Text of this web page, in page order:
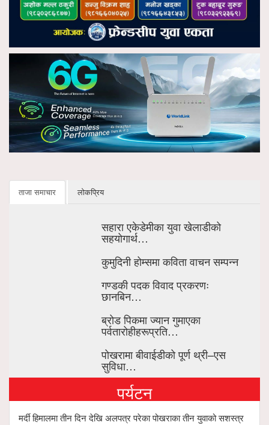
ताजा समाचार लोकप्रिय
सहारा एकेडेमीका युवा खेलाडीको
सहयोगार्थ…
कुमुदिनी होम्समा कविता वाचन सम्पन्न
गण्डकी पदक विवाद प्रकरणः
छानबिन…
ब्रोड पिकमा ज्यान गुमाएका
पर्वतारोहीहरूप्रति…
पोखरामा बीवाईडीको पूर्ण थ्री–एस
सुविधा…
पर्यटन
मर्दी हिमालमा तीन दिन देखि अलपत्र परेका पोखराका तीन युवाको सशस्त्र